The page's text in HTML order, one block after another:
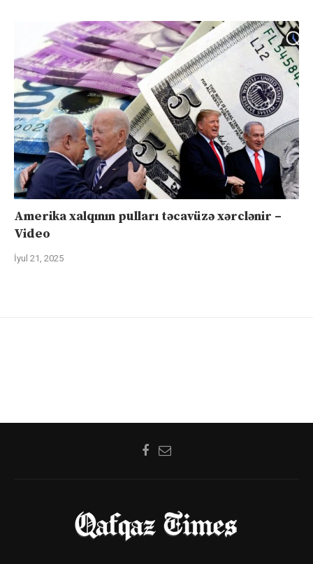
Amerika xalqının pulları təcavüzə xərclənir –
Video
İyul 21, 2025